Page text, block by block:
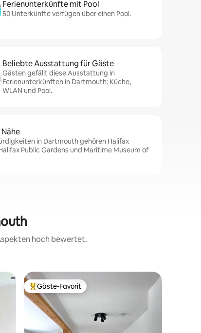
Ferienunterkünfte mit Pool
50 Unterkünfte verfügen über einen Pool.
Beliebte Ausstattung für Gäste
Gästen gefällt diese Ausstattung in
Ferienunterkünften in Dartmouth: Küche,
WLAN und Pool.
in Dartmouth gehören Halifax
Public Gardens und Maritime Museum of
hoch bewertet.
Beliebter Gäste-Favorit.
Gäste-Favorit